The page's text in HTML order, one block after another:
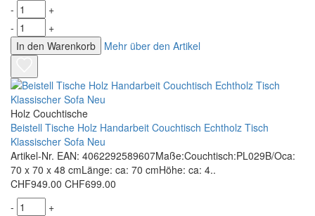
-
+
-
+
In den Warenkorb
Mehr über den Artikel
Holz Couchtische
Beistell Tische Holz Handarbeit Couchtisch Echtholz Tisch
Klassischer Sofa Neu
Artikel-Nr. EAN: 4062292589607Maße:Couchtisch:PL029B/Oca:
70 x 70 x 48 cmLänge: ca: 70 cmHöhe: ca: 4..
CHF949.00 CHF699.00
-
+